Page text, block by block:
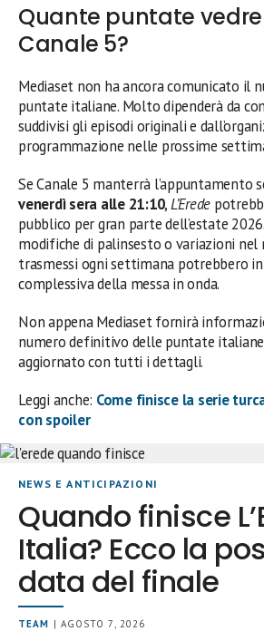
Quante puntate
Canale 5?
Mediaset non ha ancora comunicato il
puntate italiane. Molto dipenderà da
suddivisi gli episodi originali e
programmazione nelle prossime
Se Canale 5 manterrà l’appuntamento
venerdì sera alle 21:10,L’Erede
pubblico per gran parte dell’estate
modifiche di palinsesto o variazioni nel
trasmessi ogni settimana potrebbero
complessiva della messa in onda.
Non appena Mediaset fornirà
numero definitivo delle puntate
aggiornato con tutti i dettagli.
Leggi anche: Come finisce la serie
con spoiler
NEWS E ANTICIPAZIONI
Quando finisce
Italia? Ecco la
data del finale
TEAM | AGOSTO 7, 2026